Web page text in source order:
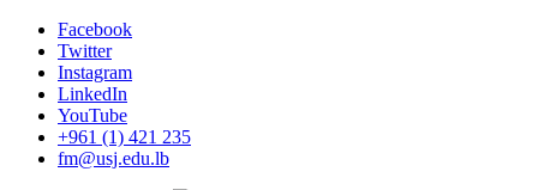
Facebook
Twitter
Instagram
LinkedIn
YouTube
+961 (1) 421 235
fm@usj.edu.lb